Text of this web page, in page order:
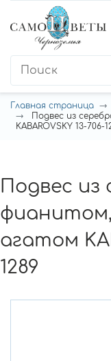
Главная страница
Подвес из
KABAROVSKY 13-706-
Подвес из
фианитом,
агатом
1289